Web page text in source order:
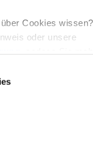
Cookies
oder unsere